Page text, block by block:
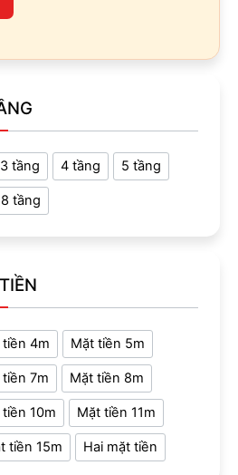
3 tầng 4 tầng 5 tầng
8 tầng
tiền 4m Mặt tiền 5m
tiền 7m Mặt tiền 8m
10m Mặt tiền 11m
tiền 15m Hai mặt tiền